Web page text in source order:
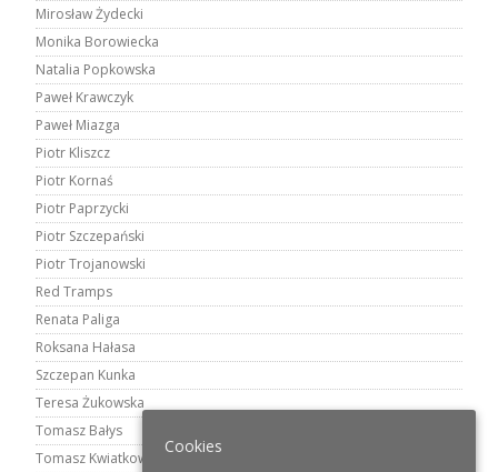
Mirosław Żydecki
Monika Borowiecka
Natalia Popkowska
Paweł Krawczyk
Paweł Miazga
Piotr Kliszcz
Piotr Kornaś
Piotr Paprzycki
Piotr Szczepański
Piotr Trojanowski
Red Tramps
Renata Paliga
Roksana Hałasa
Szczepan Kunka
Teresa Żukowska
Tomasz Bałys
Tomasz Kwiatkowski
Cookies